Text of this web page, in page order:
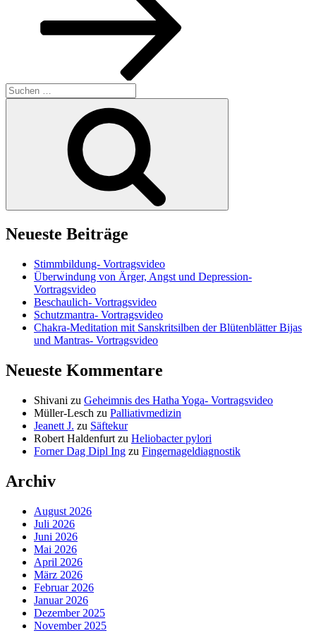
Suchen
nach:
Neueste Beiträge
Stimmbildung- Vortragsvideo
Überwindung von Ärger, Angst und Depression-
Vortragsvideo
Beschaulich- Vortragsvideo
Schutzmantra- Vortragsvideo
Chakra-Meditation mit Sanskritsilben der Blütenblätter Bijas
und Mantras- Vortragsvideo
Neueste Kommentare
Shivani zu Geheimnis des Hatha Yoga- Vortragsvideo
Müller-Lesch zu Palliativmedizin
Jeanett J. zu Säftekur
Robert Haldenfurt zu Heliobacter pylori
Forner Dag Dipl Ing zu Fingernageldiagnostik
Archiv
August 2026
Juli 2026
Juni 2026
Mai 2026
April 2026
März 2026
Februar 2026
Januar 2026
Dezember 2025
November 2025